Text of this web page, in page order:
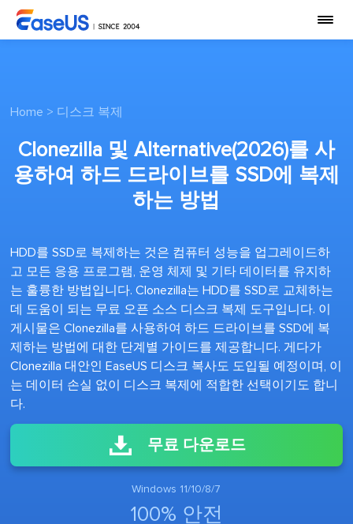
Home > 디스크 복제
Clonezilla 및 Alternative(2026)를 사
용하여 하드 드라이브를 SSD에 복제
하는 방법
HDD를 SSD로 복제하는 것은 컴퓨터 성능을 업그레이드하
고 모든 응용 프로그램, 운영 체제 및 기타 데이터를 유지하
는 훌륭한 방법입니다. Clonezilla는 HDD를 SSD로 교체하는
데 도움이 되는 무료 오픈 소스 디스크 복제 도구입니다. 이
게시물은 Clonezilla를 사용하여 하드 드라이브를 SSD에 복
제하는 방법에 대한 단계별 가이드를 제공합니다. 게다가
Clonezilla 대안인 EaseUS 디스크 복사도 도입될 예정이며, 이
는 데이터 손실 없이 디스크 복제에 적합한 선택이기도 합니
다.
무료 다운로드
Windows 11/10/8/7
100% 안전